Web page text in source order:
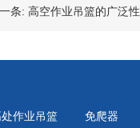
条: 高空作业吊篮的广泛性
作业吊篮
免爬器